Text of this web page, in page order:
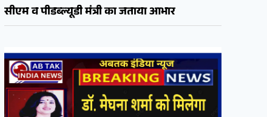
सीएम व पीडब्ल्यूडी मंत्री का जताया आभार